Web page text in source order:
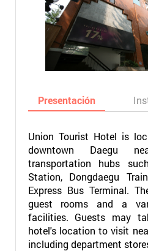
Presentación
Union Tourist Hotel is
downtown Daegu
transportation hubs
Station, Dongdaegu
Express Bus Terminal.
guest rooms and a
facilities. Guests may
hotel's location to visit
including department